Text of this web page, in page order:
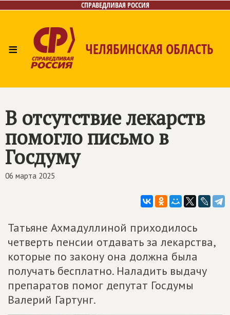
СПРАВЕДЛИВАЯ РОССИЯ
≡ ЧЕЛЯБИНСКАЯ ОБЛАСТЬ
В отсутствие лекарств
помогло письмо в
Госдуму
06 марта 2025
Татьяне Ахмадуллиной приходилось
четверть пенсии отдавать за лекарства,
которые по закону она должна была
получать бесплатно. Наладить выдачу
препаратов помог депутат Госдумы
Валерий Гартунг.